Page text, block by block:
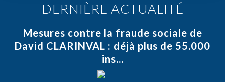
DERNIÈRE ACTUALITÉ
Mesures contre la fraude sociale de
David CLARINVAL : déjà plus de 55.000
ins...